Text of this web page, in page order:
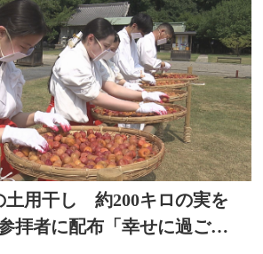
土用干し 約200キロの実を
拝者に配布「幸せに過ごせ